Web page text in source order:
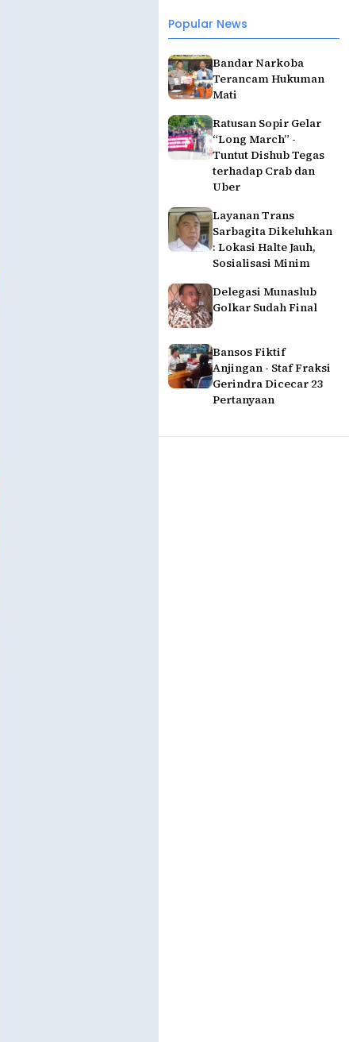
Popular News
Bandar Narkoba
Terancam Hukuman
Mati
Ratusan Sopir Gelar
“Long March” -
Tuntut Dishub Tegas
terhadap Crab dan
Uber
Layanan Trans
Sarbagita Dikeluhkan
: Lokasi Halte Jauh,
Sosialisasi Minim
Delegasi Munaslub
Golkar Sudah Final
Bansos Fiktif
Anjingan - Staf Fraksi
Gerindra Dicecar 23
Pertanyaan